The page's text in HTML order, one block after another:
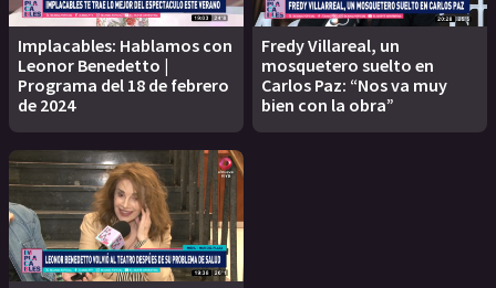
Implacables: Hablamos con
Leonor Benedetto |
Programa del 18 de febrero
de 2024
Fredy Villareal, un
mosquetero suelto en
Carlos Paz: “Nos va muy
bien con la obra”